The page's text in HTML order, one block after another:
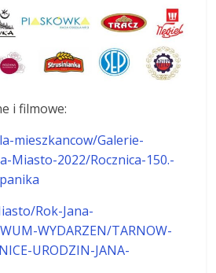
i filmowe:
mieszkancow/Galerie-
Miasto-2022/Rocznica-150.-
Rok-Jana-
WYDARZEN/TARNOW-
URODZIN-JANA-